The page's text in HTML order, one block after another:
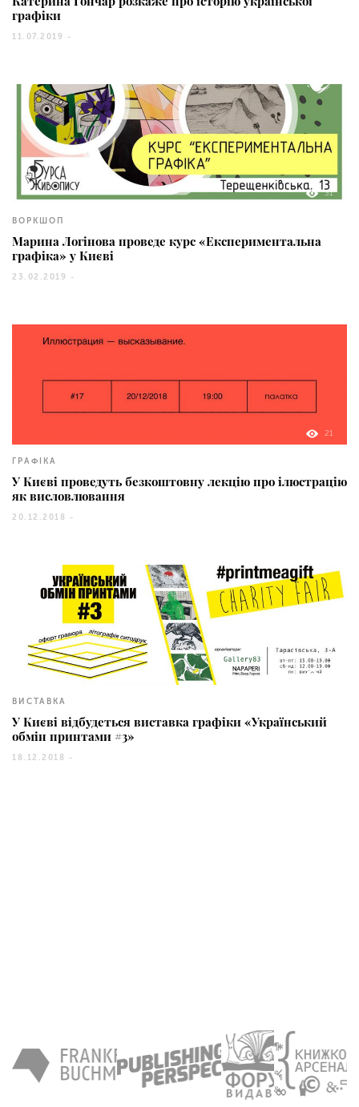
графіки
11.07.2019 -
31
ВОРКШОП
Марина Логінова проведе курс «Експериментальна
графіка» у Києві
23.02.2019 -
21
ГРАФІКА
У Києві проведуть безкоштовну лекцію про ілюстрацію
як висловлювання
20.12.2018 -
ВИСТАВКА
У Києві відбудеться виставка графіки «Український
обмін принтами #3»
18.12.2018 -